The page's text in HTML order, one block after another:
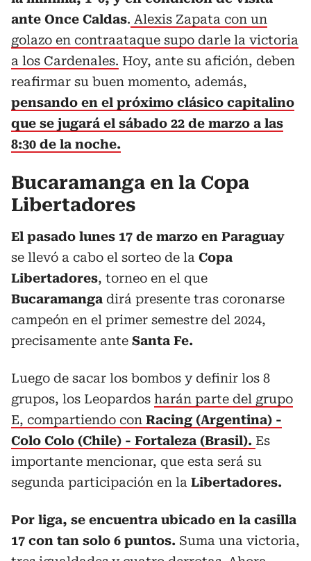
ante Once Caldas. Alexis Zapata con un
golazo en contraataque supo darle la victoria
a los Cardenales. Hoy, ante su afición, deben
reafirmar su buen momento, además,
pensando en el próximo clásico capitalino
que se jugará el sábado 22 de marzo a las
8:30 de la noche.
Bucaramanga en la Copa
Libertadores
El pasado lunes 17 de marzo en Paraguay
se llevó a cabo el sorteo de la Copa
Libertadores, torneo en el que
Bucaramanga dirá presente tras coronarse
campeón en el primer semestre del 2024,
precisamente ante Santa Fe.
Luego de sacar los bombos y definir los 8
grupos, los Leopardos harán parte del grupo
E, compartiendo con Racing (Argentina) -
Colo Colo (Chile) - Fortaleza (Brasil). Es
importante mencionar, que esta será su
segunda participación en la Libertadores.
Por liga, se encuentra ubicado en la casilla
17 con tan solo 6 puntos. Suma una victoria,